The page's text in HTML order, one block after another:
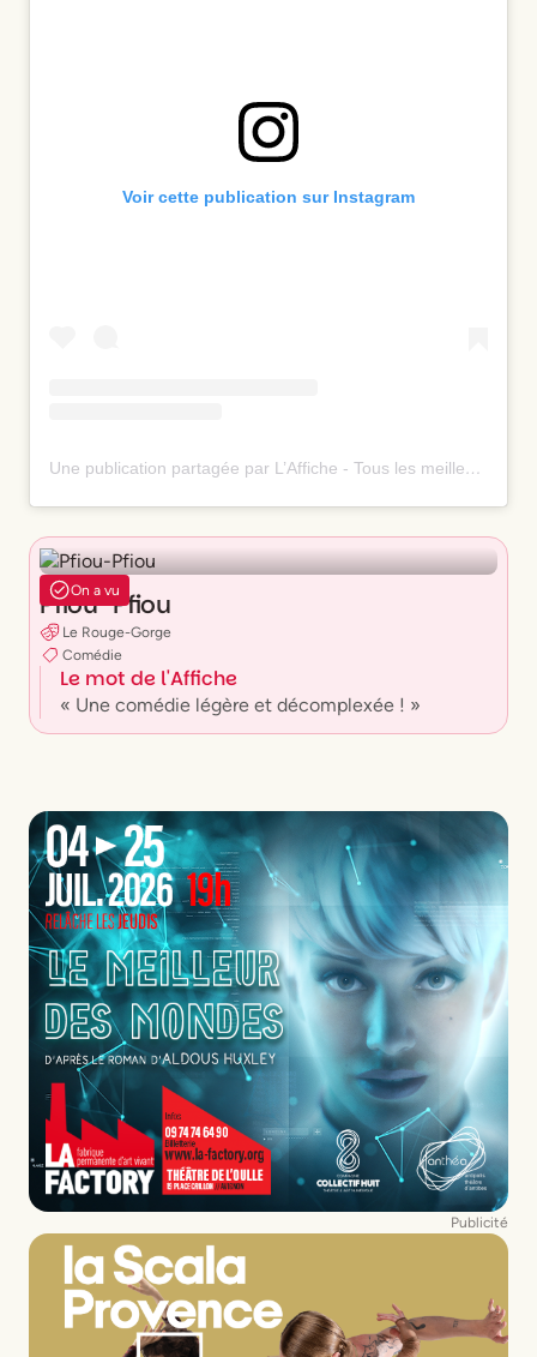
Publicité
Voir cette publication sur Instagram
Une publication partagée par L’Affiche - Tous les meilleurs spectacles ⭐️ (@laffiche.co)
On a vu
Pfiou-Pfiou
Le Rouge-Gorge
Comédie
Le mot de l'Affiche
« Une comédie légère et décomplexée ! »